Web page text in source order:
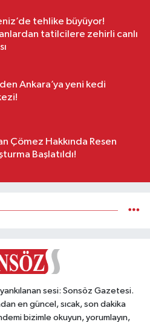
tehlike büyüyor!
tatilcilere zehirli canlı
Ankara’ya yeni kedi
Çömez Hakkında Resen
Başlatıldı!
sesi: Sonsöz Gazetesi.
en güncel, sıcak, son dakika